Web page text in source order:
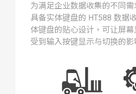
为满足企业数据收集的不同
具备实体键盘的 HT588 数据
体键盘的贴心设计，可让屏
受到输入按键显示与切换的影